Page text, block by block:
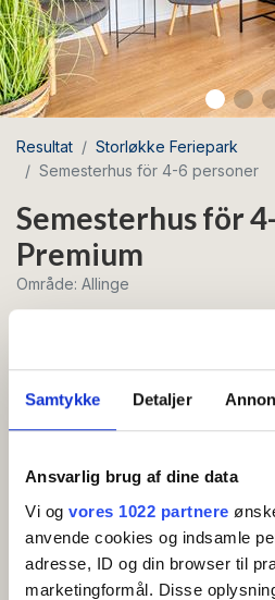
Samtykke Detaljer
Ansvarlig brug af dine data
Vi og vores 1022 partnere
anvende cookies og indsamle
adresse, ID og din browser til
marketingformål. Disse
Resultat
Storløkke Feriepark
Semesterhus för 4-6 personer
Semesterhus för
Premium
Område: Allinge
Semesterhus på 58 m²:
bäddar vardera, badrum,
sovrum med två sovplatser
med diskmaskin, spis,